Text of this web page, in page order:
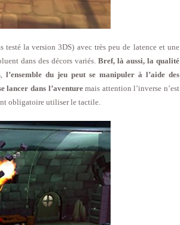
testé la version 3DS) avec très peu de latence et une
dans des décors variés. Bref, là aussi, la qualité
l’ensemble du jeu peut se manipuler à l’aide des
lancer dans l’aventuremais attention l’inverse n’est
obligatoire utiliser le tactile.